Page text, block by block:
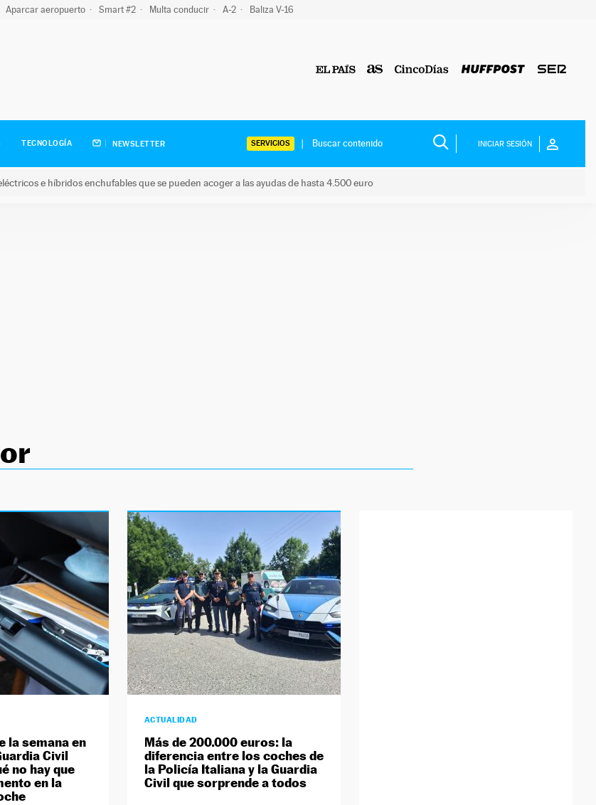
Aparcar aeropuerto Smart #2 Multa conducir A-2 Baliza V-16
TECNOLOGÍA NEWSLETTER SERVICIOS INICIAR SESIÓN
e híbridos enchufables que se pueden acoger a las ayudas de hasta 4.500 euro
la semana en
Civil
no hay que
en la
ACTUALIDAD
Más de 200.000 euros: la
diferencia entre los coches de
la Policía Italiana y la Guardia
Civil que sorprende a todos